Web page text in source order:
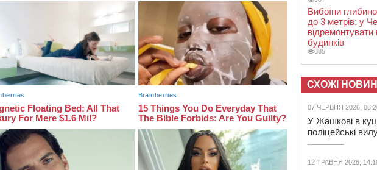
Вибоїни
до 3 метрів: у
відремонтувати
будинків
885
СХОЖІ
07 ЧЕРВНЯ 2026,
У Жашкові в
поліцейські
12 ТРАВНЯ 2026,